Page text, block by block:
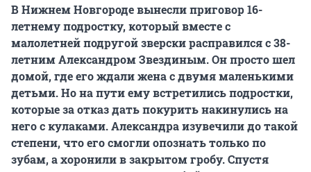
В Нижнем Новгороде вынесли приговор 16-
летнему подростку, который вместе с
малолетней подругой зверски расправился с 38-
летним Александром Звездиным. Он просто шел
домой, где его ждали жена с двумя маленькими
детьми. Но на пути ему встретились подростки,
которые за отказ дать покурить накинулись на
него с кулаками. Александра изувечили до такой
степени, что его смогли опознать только по
зубам, а хоронили в закрытом гробу. Спустя